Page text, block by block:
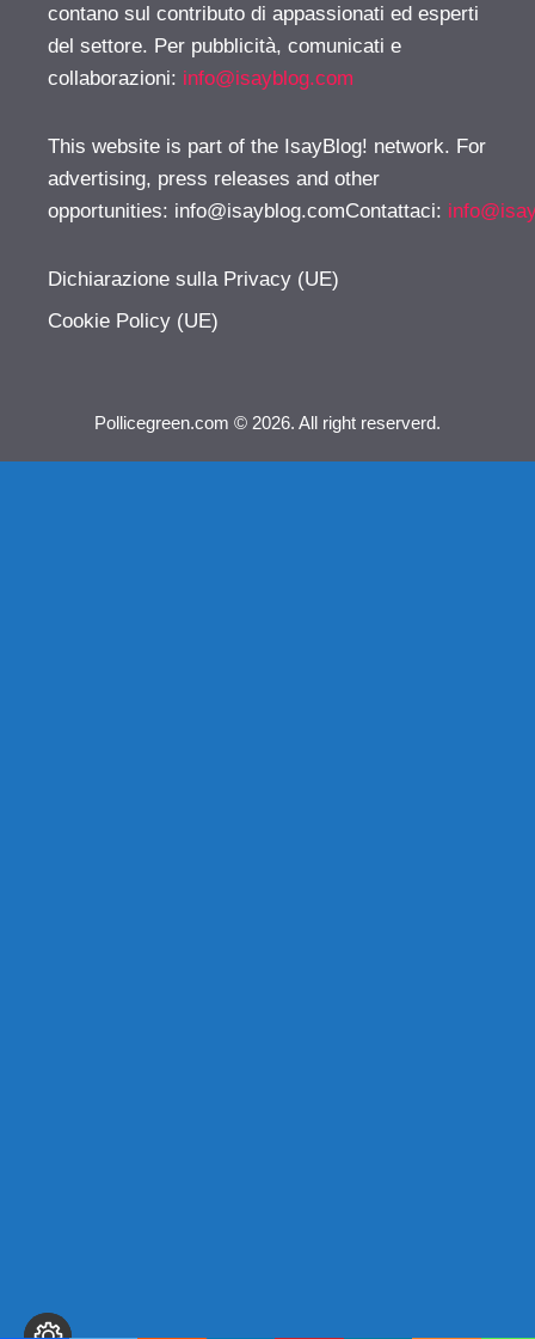
contano sul contributo di appassionati ed esperti
del settore. Per pubblicità, comunicati e
collaborazioni: info@isayblog.com
This website is part of the IsayBlog! network. For
advertising, press releases and other
opportunities: info@isayblog.comContattaci:
Dichiarazione sulla Privacy (UE)
Cookie Policy (UE)
Pollicegreen.com © 2026. All right reserverd.